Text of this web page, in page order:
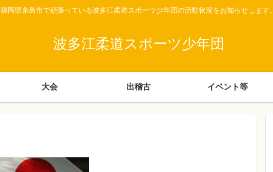
福岡県糸島市で頑張っている波多江柔道スポーツ少年団の活動状況をお知らせします。
波多江柔道スポーツ少年団
大会 出稽古 イベント等